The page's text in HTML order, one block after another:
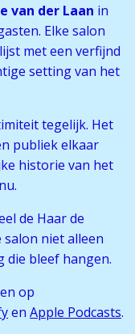
van der Laan in
Elke salon
met een verfijnd
setting van het
tegelijk. Het
publiek elkaar
historie van het
de Haar de
niet alleen
die bleef hangen.
op
en Apple Podcasts.